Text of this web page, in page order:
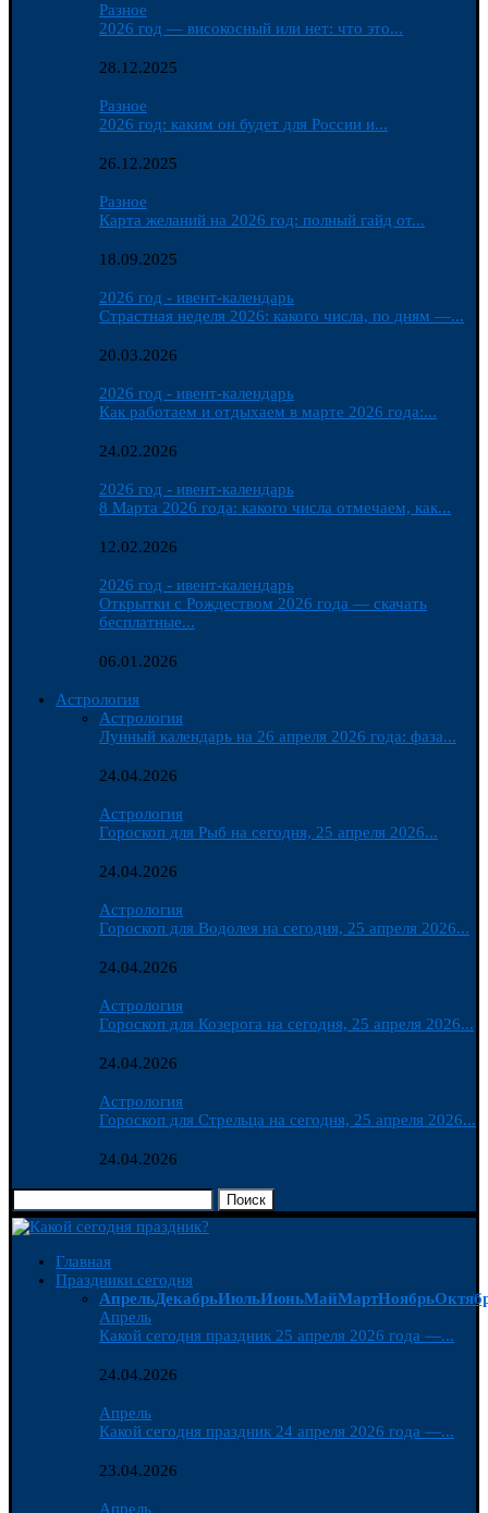
Разное
2026 год — високосный или нет: что это...
28.12.2025
Разное
2026 год: каким он будет для России и...
26.12.2025
Разное
Карта желаний на 2026 год: полный гайд от...
18.09.2025
2026 год - ивент-календарь
Страстная неделя 2026: какого числа, по дням —...
20.03.2026
2026 год - ивент-календарь
Как работаем и отдыхаем в марте 2026 года:...
24.02.2026
2026 год - ивент-календарь
8 Марта 2026 года: какого числа отмечаем, как...
12.02.2026
2026 год - ивент-календарь
Открытки с Рождеством 2026 года — скачать
бесплатные...
06.01.2026
Астрология
Астрология
Лунный календарь на 26 апреля 2026 года: фаза...
24.04.2026
Астрология
Гороскоп для Рыб на сегодня, 25 апреля 2026...
24.04.2026
Астрология
Гороскоп для Водолея на сегодня, 25 апреля 2026...
24.04.2026
Астрология
Гороскоп для Козерога на сегодня, 25 апреля 2026...
24.04.2026
Астрология
Гороскоп для Стрельца на сегодня, 25 апреля 2026...
24.04.2026
Поиск
Главная
Праздники сегодня
АпрельДекабрьИюльИюньМайМартНоябрь
Апрель
Какой сегодня праздник 25 апреля 2026 года —...
24.04.2026
Апрель
Какой сегодня праздник 24 апреля 2026 года —...
23.04.2026
Апрель